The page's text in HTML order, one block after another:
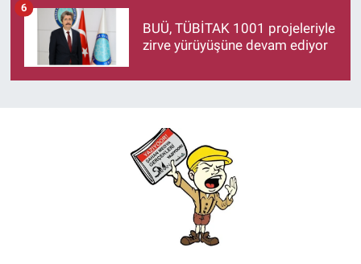
BUÜ, TÜBİTAK 1001 projeleriyle
zirve yürüyüşüne devam ediyor
6